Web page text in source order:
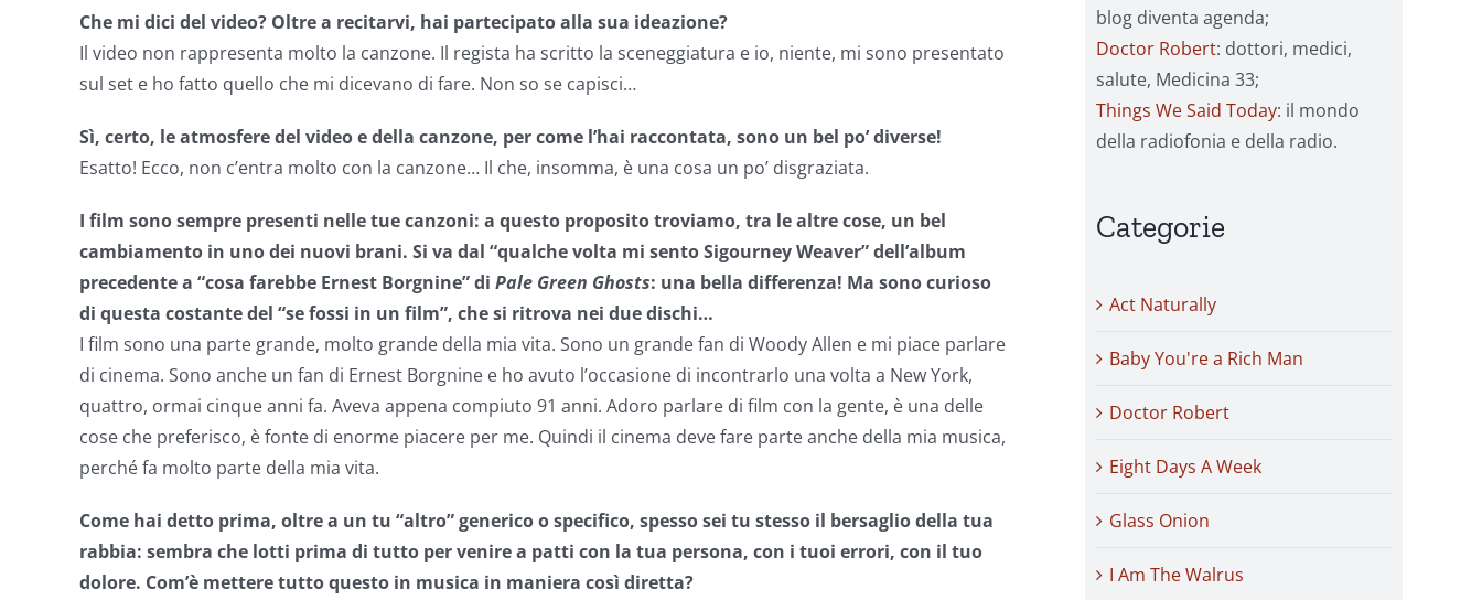
Che mi dici del video? Oltre a recitarvi, hai partecipato alla sua ideazione?
Il video non rappresenta molto la canzone. Il regista ha scritto la sceneggiatura e io, niente, mi sono presentato
sul set e ho fatto quello che mi dicevano di fare. Non so se capisci…
Sì, certo, le atmosfere del video e della canzone, per come l’hai raccontata, sono un bel po’ diverse!
Esatto! Ecco, non c’entra molto con la canzone… Il che, insomma, è una cosa un po’ disgraziata.
I film sono sempre presenti nelle tue canzoni: a questo proposito troviamo, tra le altre cose, un bel
cambiamento in uno dei nuovi brani. Si va dal “qualche volta mi sento Sigourney Weaver” dell’album
precedente a “cosa farebbe Ernest Borgnine” di Pale Green Ghosts: una bella differenza! Ma sono curioso
di questa costante del “se fossi in un film”, che si ritrova nei due dischi…
I film sono una parte grande, molto grande della mia vita. Sono un grande fan di Woody Allen e mi piace parlare
di cinema. Sono anche un fan di Ernest Borgnine e ho avuto l’occasione di incontrarlo una volta a New York,
quattro, ormai cinque anni fa. Aveva appena compiuto 91 anni. Adoro parlare di film con la gente, è una delle
cose che preferisco, è fonte di enorme piacere per me. Quindi il cinema deve fare parte anche della mia musica,
perché fa molto parte della mia vita.
Come hai detto prima, oltre a un tu “altro” generico o specifico, spesso sei tu stesso il bersaglio della tua
rabbia: sembra che lotti prima di tutto per venire a patti con la tua persona, con i tuoi errori, con il tuo
dolore. Com’è mettere tutto questo in musica in maniera così diretta?
blog diventa agenda;
Doctor Robert: dottori, medici,
salute, Medicina 33;
Things We Said Today: il mondo
della radiofonia e della radio.
Categorie
Act Naturally
Baby You're a Rich Man
Doctor Robert
Eight Days A Week
Glass Onion
I Am The Walrus